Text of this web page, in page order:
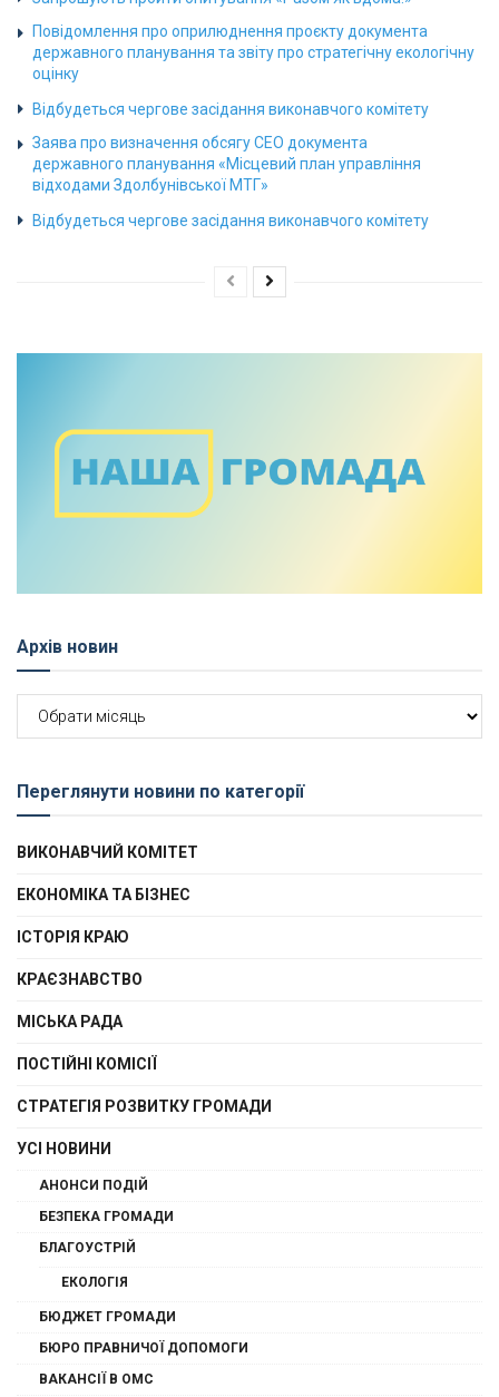
Повідомлення про оприлюднення проєкту документа
державного планування та звіту про стратегічну екологічну
оцінку
Відбудеться чергове засідання виконавчого комітету
Заява про визначення обсягу СЕО документа
державного планування «Місцевий план управління
відходами Здолбунівської МТГ»
Відбудеться чергове засідання виконавчого комітету
Архів новин
новин
Переглянути новини по категорії
ВИКОНАВЧИЙ КОМІТЕТ
ЕКОНОМІКА ТА БІЗНЕС
ІСТОРІЯ КРАЮ
КРАЄЗНАВСТВО
МІСЬКА РАДА
ПОСТІЙНІ КОМІСІЇ
СТРАТЕГІЯ РОЗВИТКУ ГРОМАДИ
УСІ НОВИНИ
АНОНСИ ПОДІЙ
БЕЗПЕКА ГРОМАДИ
БЛАГОУСТРІЙ
ЕКОЛОГІЯ
БЮДЖЕТ ГРОМАДИ
БЮРО ПРАВНИЧОЇ ДОПОМОГИ
ВАКАНСІЇ В ОМС